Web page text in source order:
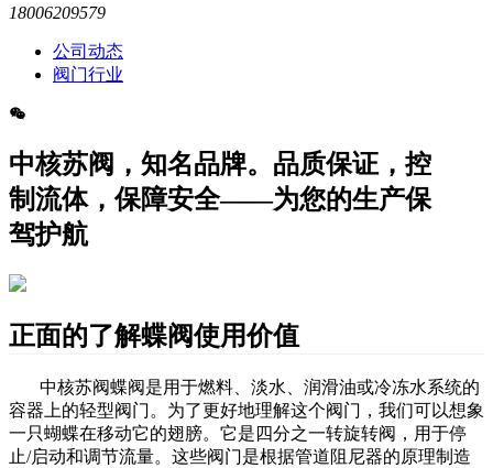
18006209579
公司动态
阀门行业
中核苏阀，知名品牌。品质保证，控
制流体，保障安全——为您的生产保
驾护航
正面的了解蝶阀使用价值
中核苏阀蝶阀是用于燃料、淡水、润滑油或冷冻水系统的
容器上的轻型阀门。为了更好地理解这个阀门，我们可以想象
一只蝴蝶在移动它的翅膀。它是四分之一转旋转阀，用于停
止/启动和调节流量。这些阀门是根据管道阻尼器的原理制造